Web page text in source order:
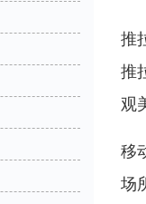
推
推
观
移
场